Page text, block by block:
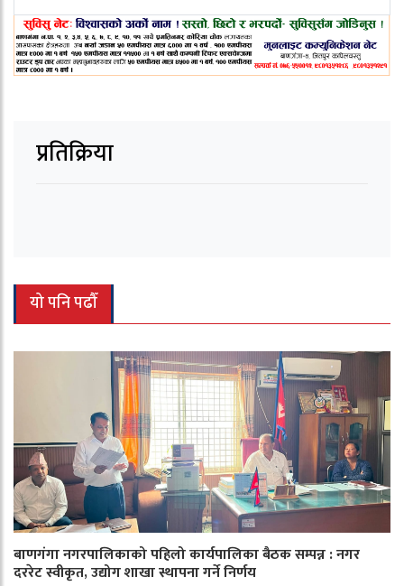
प्रतिक्रिया
यो पनि पढौँ
बाणगंगा नगरपालिकाको पहिलो कार्यपालिका बैठक सम्पन्न : नगर
दररेट स्वीकृत, उद्योग शाखा स्थापना गर्ने निर्णय